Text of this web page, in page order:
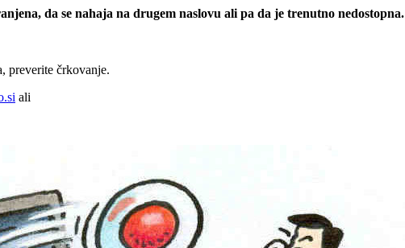
da se nahaja na drugem naslovu ali pa da je trenutno nedostopna.
preverite črkovanje.
ali